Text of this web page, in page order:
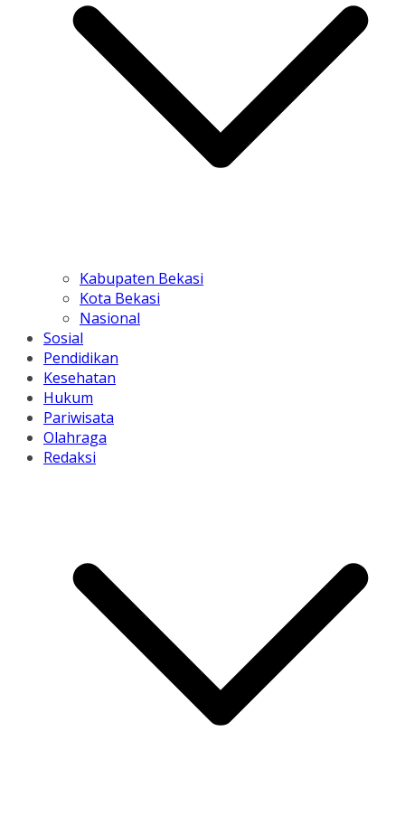
Kabupaten Bekasi
Kota Bekasi
Nasional
Sosial
Pendidikan
Kesehatan
Hukum
Pariwisata
Olahraga
Redaksi